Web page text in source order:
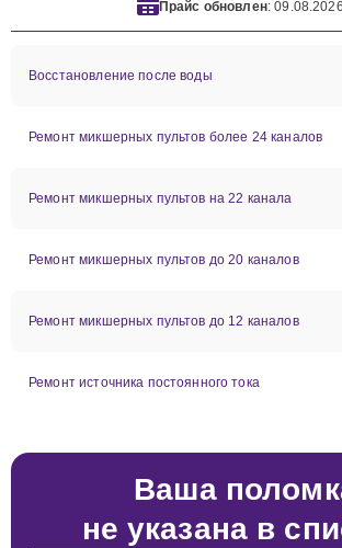
Прайс обновлен: 09.08.2026
Восстановление после воды
Ремонт микшерных пультов более 24 каналов
Ремонт микшерных пультов на 22 канала
Ремонт микшерных пультов до 20 каналов
Ремонт микшерных пультов до 12 каналов
Ремонт источника постоянного тока
Ваша
не указана в